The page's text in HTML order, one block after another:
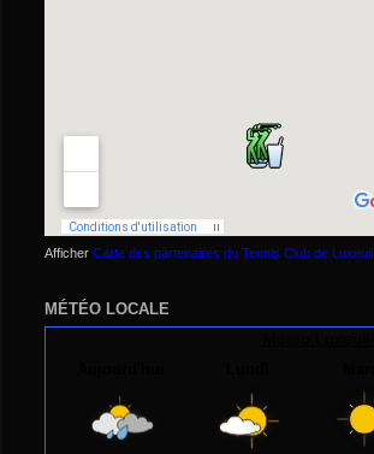
Afficher Carte des partenaires du Tennis Club de Luxeuil
MÉTÉO LOCALE